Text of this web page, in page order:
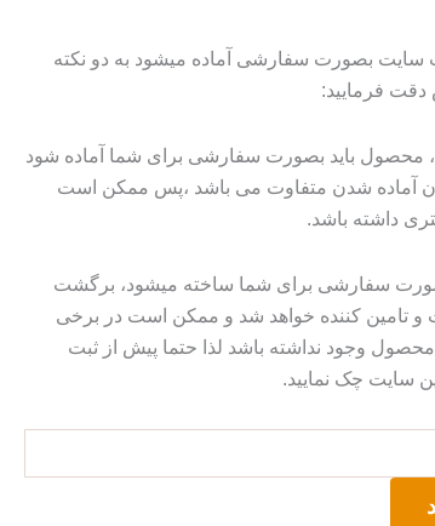
سایت بصورت سفارشی آماده میشود به دو نکته
فرمایید:
محصول باید بصورت سفارشی برای شما آماده شود
آماده شدن متفاوت می باشد ،پس ممکن است
داشته باشد.
سفارشی برای شما ساخته میشود، برگشت
کننده خواهد شد و ممکن است در برخی
وجود نداشته باشد لذا حتما پیش از ثبت
سایت چک نمایید.